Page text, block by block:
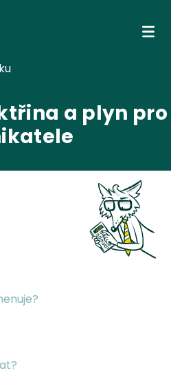
a plyn pro